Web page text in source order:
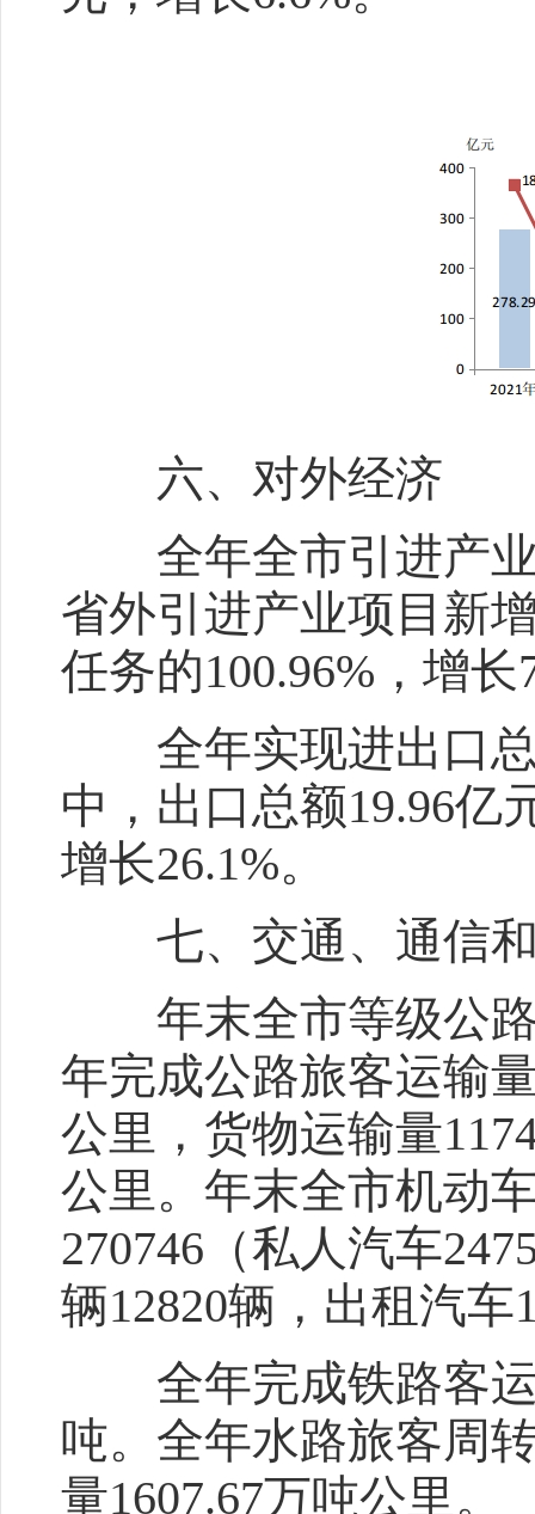
六、对外经济
全年全市引进产业
省外引进产业项目新
任务的100.96%，增长
全年实现进出口总
中，出口总额19.96亿
增长26.1%。
七、交通、通信
年末全市等级公路
年完成公路旅客运输
公里，货物运输量
公里。年末全市机动
270746（私人汽车
辆12820辆，出租汽车
全年完成铁路客运
吨。全年水路旅客周
量1607.67万吨公里。